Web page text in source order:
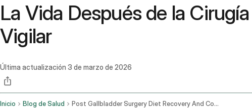
La Vida Después de la
Vigilar
Última actualización 3 de marzo de 2026
Inicio Blog de Salud Post Gallbladder Surgery Diet Recovery And Complications